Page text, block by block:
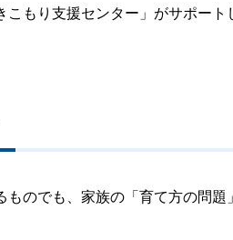
もり支援センター」がサポート
のでも、家族の「育て方の問